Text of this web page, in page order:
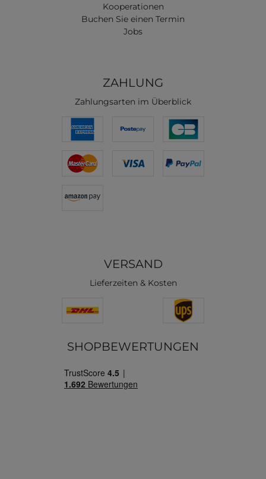
Kooperationen
Buchen Sie einen Termin
Jobs
ZAHLUNG
Zahlungsarten im Überblick
VERSAND
Lieferzeiten & Kosten
SHOPBEWERTUNGEN